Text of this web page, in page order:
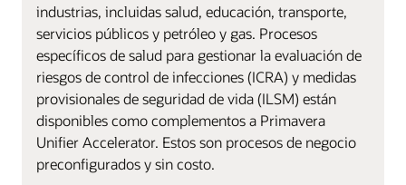
industrias, incluidas salud, educación, transporte,
servicios públicos y petróleo y gas. Procesos
específicos de salud para gestionar la evaluación de
riesgos de control de infecciones (ICRA) y medidas
provisionales de seguridad de vida (ILSM) están
disponibles como complementos a Primavera
Unifier Accelerator. Estos son procesos de negocio
preconfigurados y sin costo.